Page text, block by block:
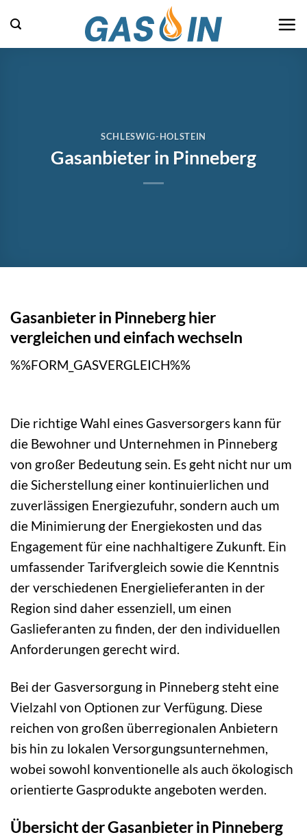
Inhalt
springen
SCHLESWIG-HOLSTEIN
Gasanbieter in Pinneberg
Gasanbieter in Pinneberg hier
vergleichen und einfach wechseln
%%FORM_GASVERGLEICH%%
Die richtige Wahl eines Gasversorgers kann für
die Bewohner und Unternehmen in Pinneberg
von großer Bedeutung sein. Es geht nicht nur um
die Sicherstellung einer kontinuierlichen und
zuverlässigen Energiezufuhr, sondern auch um
die Minimierung der Energiekosten und das
Engagement für eine nachhaltigere Zukunft. Ein
umfassender Tarifvergleich sowie die Kenntnis
der verschiedenen Energielieferanten in der
Region sind daher essenziell, um einen
Gaslieferanten zu finden, der den individuellen
Anforderungen gerecht wird.
Bei der Gasversorgung in Pinneberg steht eine
Vielzahl von Optionen zur Verfügung. Diese
reichen von großen überregionalen Anbietern
bis hin zu lokalen Versorgungsunternehmen,
wobei sowohl konventionelle als auch ökologisch
orientierte Gasprodukte angeboten werden.
Übersicht der Gasanbieter in Pinneberg